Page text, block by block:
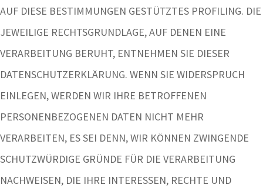
AUF DIESE BESTIMMUNGEN GESTÜTZTES PROFILING. DIE
JEWEILIGE RECHTSGRUNDLAGE, AUF DENEN EINE
VERARBEITUNG BERUHT, ENTNEHMEN SIE DIESER
DATENSCHUTZERKLÄRUNG. WENN SIE WIDERSPRUCH
EINLEGEN, WERDEN WIR IHRE BETROFFENEN
PERSONENBEZOGENEN DATEN NICHT MEHR
VERARBEITEN, ES SEI DENN, WIR KÖNNEN ZWINGENDE
SCHUTZWÜRDIGE GRÜNDE FÜR DIE VERARBEITUNG
NACHWEISEN, DIE IHRE INTERESSEN, RECHTE UND